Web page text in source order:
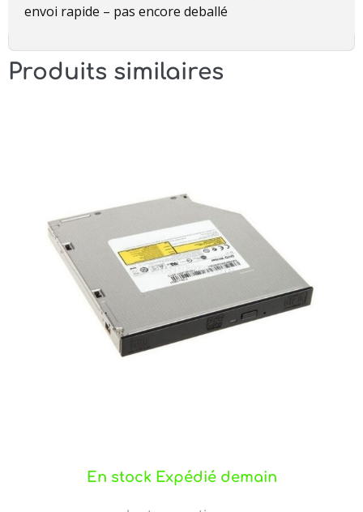
envoi rapide – pas encore deballé
Produits similaires
En stock Expédié demain